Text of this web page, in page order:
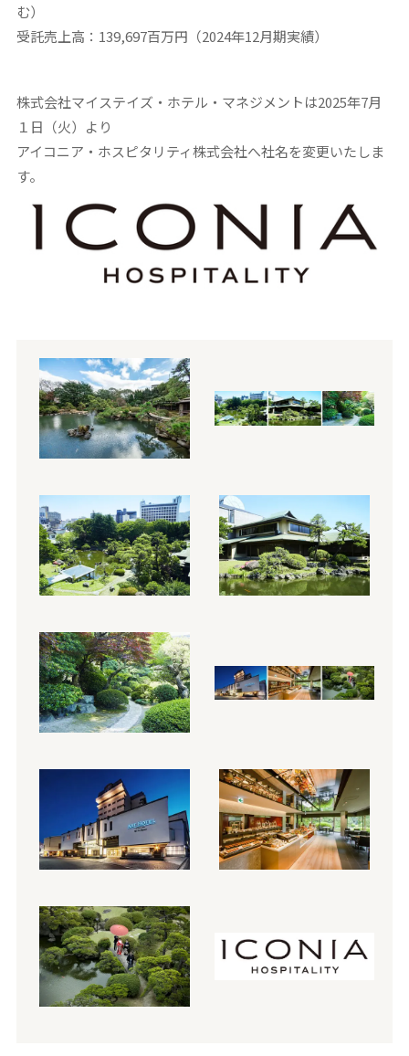
む）
受託売上高：139,697百万円（2024年12月期実績）
株式会社マイステイズ・ホテル・マネジメントは2025年7月
１日（火）より
アイコニア・ホスピタリティ株式会社へ社名を変更いたしま
す。